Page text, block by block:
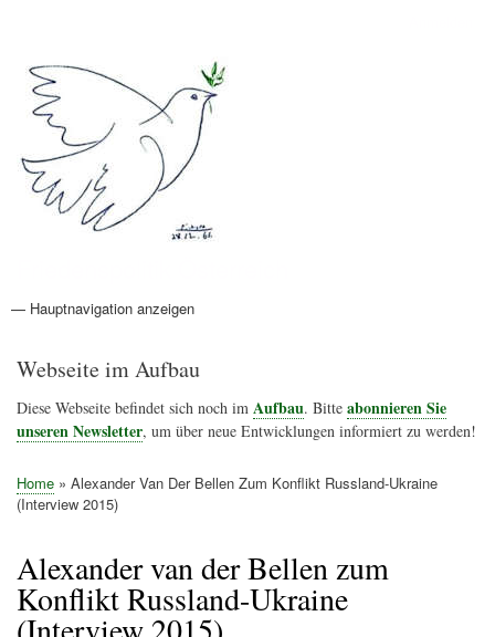
Hauptnavigation
— Hauptnavigation anzeigen
Aktionen
Friedensbewegung
Friedensprojekte
Home
Konflikte
Links
Narichtenlinks
News
Politik
Termine
Texte
Kunst
Friedensexperten
Friedensforschung
Friedensinitiativen
Friedensnachrichten
Webseite im Aufbau
Diese Webseite befindet sich noch im Aufbau. Bitte abonnieren Sie
unseren Newsletter, um über neue Entwicklungen informiert zu werden!
Pfadnavigation
Home
Alexander Van Der Bellen Zum Konflikt Russland-Ukraine
(Interview 2015)
Alexander van der Bellen zum
Konflikt Russland-Ukraine